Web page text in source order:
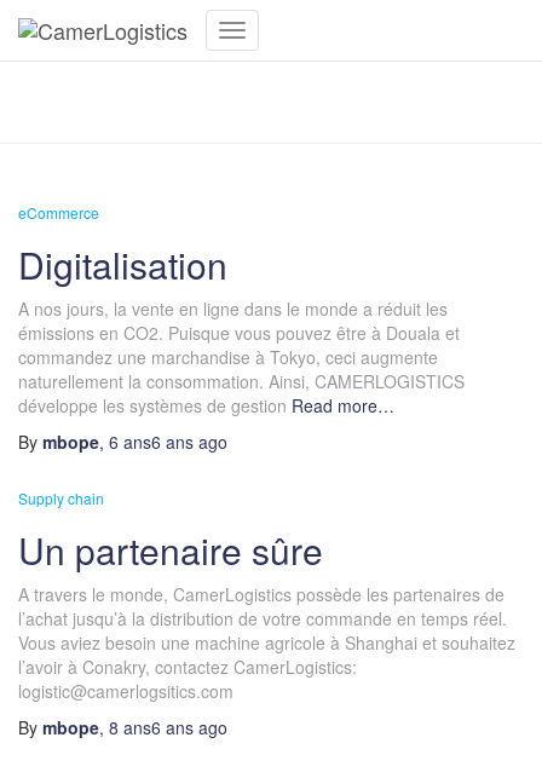
Toggle
eCommerce
Digitalisation
A nos jours, la vente en ligne dans le monde a réduit les
émissions en CO2. Puisque vous pouvez être à Douala et
commandez une marchandise à Tokyo, ceci augmente
naturellement la consommation. Ainsi, CAMERLOGISTICS
développe les systèmes de gestion Read more…
By mbope, 6 ans6 ans ago
Supply chain
Un partenaire sûre
A travers le monde, CamerLogistics possède les partenaires de
l’achat jusqu’à la distribution de votre commande en temps réel.
Vous aviez besoin une machine agricole à Shanghai et souhaitez
l’avoir à Conakry, contactez CamerLogistics:
logistic@camerlogsitics.com
By mbope, 8 ans6 ans ago